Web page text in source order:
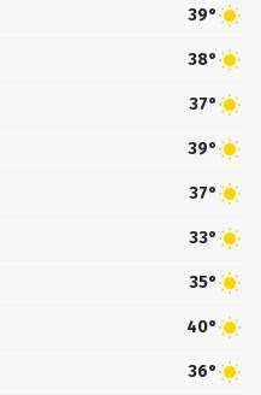
39°
38°
37°
39°
37°
33°
35°
40°
36°